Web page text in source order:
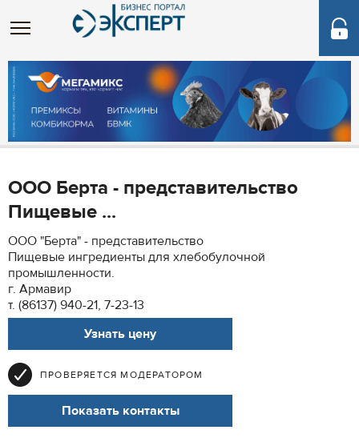
ООО Берта - представительство
Пищевые ...
ООО "Берта" - представительство
Пищевые ингредиенты для хлебобулочной
промышленности.
г. Армавир
т. (86137) 940-21, 7-23-13
Узнать цену
ПРОВЕРЯЕТСЯ МОДЕРАТОРОМ
Показать контакты